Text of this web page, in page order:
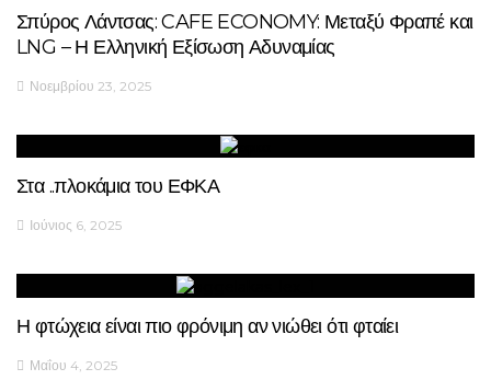
Σπύρος Λάντσας: CAFE ECONOMY: Μεταξύ Φραπέ και
LNG – Η Ελληνική Εξίσωση Αδυναμίας
Νοεμβρίου 23, 2025
Στα ..πλοκάμια του ΕΦΚΑ
Ιούνιος 6, 2025
Η φτώχεια είναι πιο φρόνιμη αν νιώθει ότι φταίει
Μαΐου 4, 2025